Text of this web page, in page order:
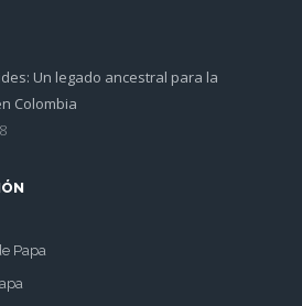
Un legado ancestral para la
Colombia
Papa